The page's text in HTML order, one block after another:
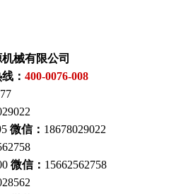
械有限公司
： 400-0076-008
微信： 18678029022
微信： 15662562758